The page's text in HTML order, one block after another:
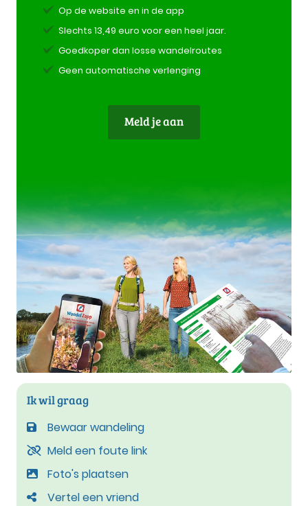
Op de website en in de app
Slechts 13,49 euro voor een heel jaar.
Goedkoper dan losse wandelroutes
Geen automatische verlenging
Meld je aan
Ik wil graag
Bewaar wandeling
Meld een foute link
Foto's plaatsen
Vertel een vriend